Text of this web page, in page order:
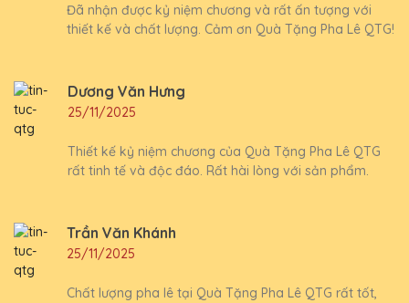
Đã nhận được kỷ niệm chương và rất ấn tượng với
thiết kế và chất lượng. Cảm ơn Quà Tặng Pha Lê QTG!
Dương Văn Hưng
25/11/2025
Thiết kế kỷ niệm chương của Quà Tặng Pha Lê QTG
rất tinh tế và độc đáo. Rất hài lòng với sản phẩm.
Trần Văn Khánh
25/11/2025
Chất lượng pha lê tại Quà Tặng Pha Lê QTG rất tốt,